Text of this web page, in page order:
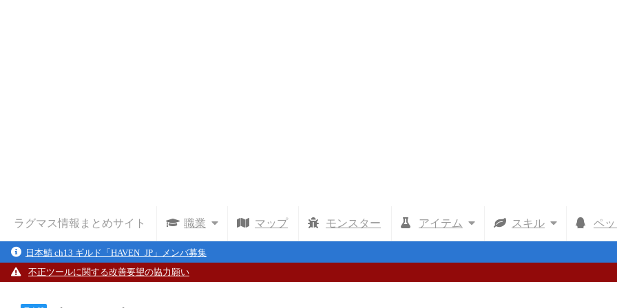
ラグマス情報まとめサイト 職業 マップ モンスター アイテム スキル ペッ
日本鯖 ch13 ギルド「HAVEN_JP」メンバ募集
不正ツールに関する改善要望の協力願い